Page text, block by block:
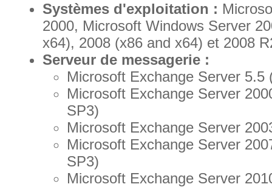
Systèmes d'exploitation :
2000, Microsoft Windows Server
x64), 2008 (x86 and x64) et 2008
Serveur de messagerie :
Microsoft Exchange Server 5.5
Microsoft Exchange Server
SP3)
Microsoft Exchange Server
Microsoft Exchange Server
SP3)
Microsoft Exchange Server